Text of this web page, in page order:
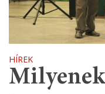
HÍREK